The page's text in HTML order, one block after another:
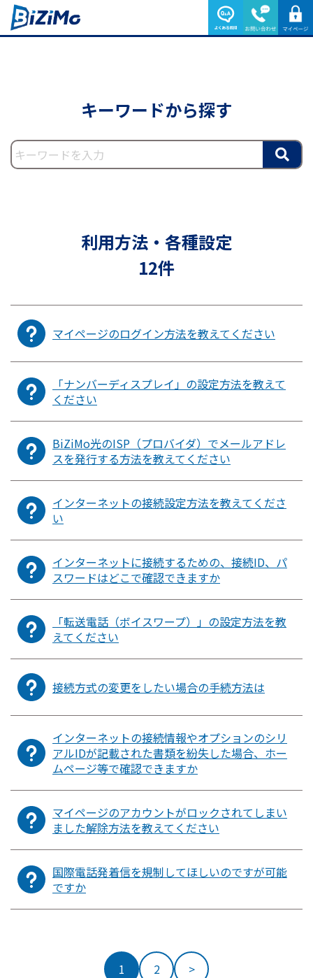
キーワードから探す
利用方法・各種設定
12件
マイページのログイン方法を教えてください
「ナンバーディスプレイ」の設定方法を教えて
ください
BiZiMo光のISP（プロバイダ）でメールアドレ
スを発行する方法を教えてください
インターネットの接続設定方法を教えてくださ
い
インターネットに接続するための、接続ID、パ
スワードはどこで確認できますか
「転送電話（ボイスワープ）」の設定方法を教
えてください
接続方式の変更をしたい場合の手続方法は
インターネットの接続情報やオプションのシリ
アルIDが記載された書類を紛失した場合、ホー
ムページ等で確認できますか
マイページのアカウントがロックされてしまい
ました解除方法を教えてください
国際電話発着信を規制してほしいのですが可能
ですか
1 2 >